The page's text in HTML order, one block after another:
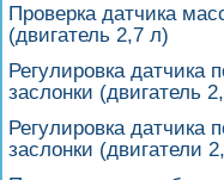
Проверка датчика
(двигатель 2,7 л)
Регулировка датчика
заслонки (двигатель
Регулировка датчика
заслонки (двигатели